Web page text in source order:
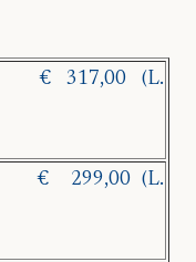
€ 317,00
(L.
€ 299,00 (L.